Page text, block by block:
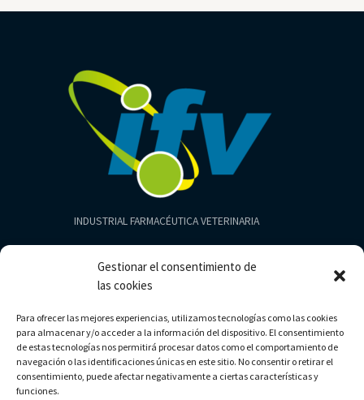
Gestionar el consentimiento de
las cookies
Para ofrecer las mejores experiencias, utilizamos tecnologías como las cookies
para almacenar y/o acceder a la información del dispositivo. El consentimiento
de estas tecnologías nos permitirá procesar datos como el comportamiento de
navegación o las identificaciones únicas en este sitio. No consentir o retirar el
consentimiento, puede afectar negativamente a ciertas características y
funciones.
INDUSTRIAL FARMACÉUTICA VETERINARIA
Productos
Bovinos
Limpieza